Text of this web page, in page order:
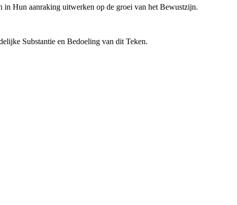
in Hun aanraking uitwerken op de groei van het Bewustzijn.
Substantie en Bedoeling van dit Teken.